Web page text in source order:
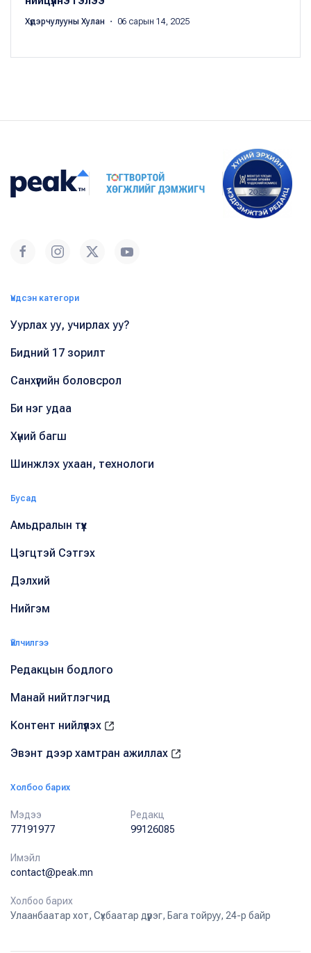
Хүдэрчулууны Хулан ・ 06 сарын 14, 2025
Үндсэн категори
Уурлах уу, учирлах уу?
Бидний 17 зорилт
Санхүүгийн боловсрол
Би нэг удаа
Хүний багш
Шинжлэх ухаан, технологи
Бусад
Амьдралын түүх
Цэгцтэй Сэтгэх
Дэлхий
Нийгэм
Үйлчилгээ
Редакцын бодлого
Манай нийтлэгчид
Контент нийлүүлэх
Эвэнт дээр хамтран ажиллах
Холбоо барих
Мэдээ
77191977
Редакц
99126085
Имэйл
contact@peak.mn
Холбоо барих
Улаанбаатар хот, Сүхбаатар дүүрэг, Бага тойруу, 24-р байр